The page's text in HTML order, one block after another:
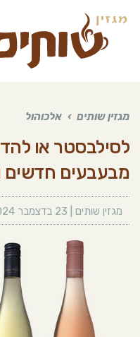
מגזין שותים › אלכוהול
לסילבסטר או
מבעבעים חדשים
מגזין שותים | 23 בדצמבר 2024